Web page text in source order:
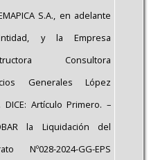
S.A., en adelante
y la Empresa
Consultora
Generales López
DICE: Artículo Primero. –
la Liquidación del
Nº028-2024-GG-EPS